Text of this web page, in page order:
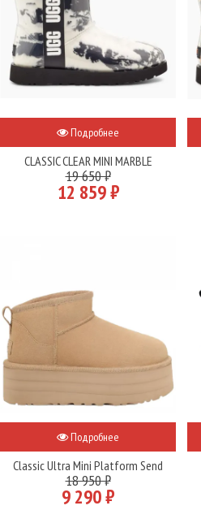
Подробнее
CLASSIC CLEAR MINI MARBLE
19 650 ₽
12 859 ₽
Подробнее
Classic Ultra Mini Platform Send
18 950 ₽
9 290 ₽